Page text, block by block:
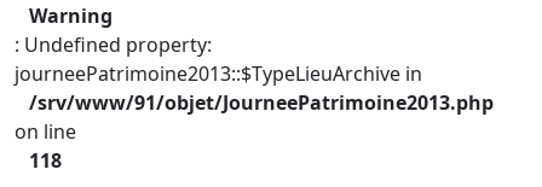
Warning
: Undefined property:
journeePatrimoine2013::$TypeLieuArchive in
/srv/www/91/objet/JourneePatrimoine2013.php
on line
118